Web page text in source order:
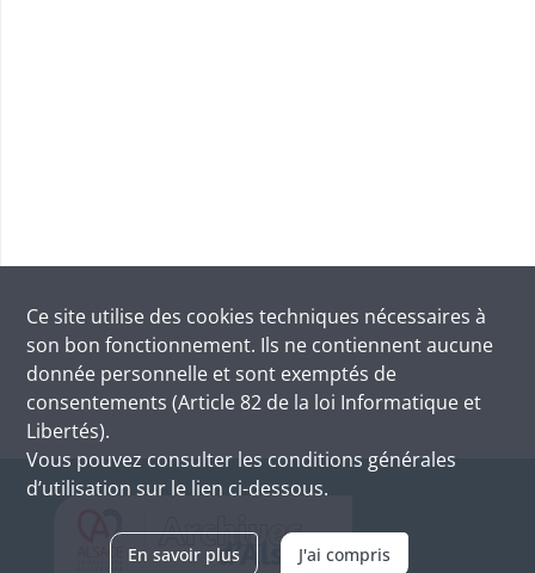
Ce site utilise des cookies techniques nécessaires à
son bon fonctionnement. Ils ne contiennent aucune
donnée personnelle et sont exemptés de
consentements (Article 82 de la loi Informatique et
Libertés).
Vous pouvez consulter les conditions générales
d’utilisation sur le lien ci-dessous.
En savoir plus J'ai compris